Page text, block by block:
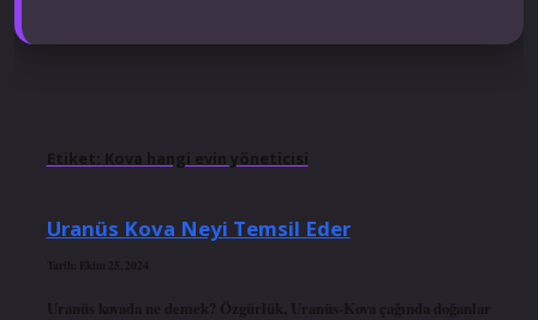
Etiket: Kova hangi evin yöneticisi
Uranüs Kova Neyi Temsil Eder
Tarih: Ekim 25, 2024
Uranüs kovada ne demek? Özgürlük, Uranüs-Kova çağında doğanlar